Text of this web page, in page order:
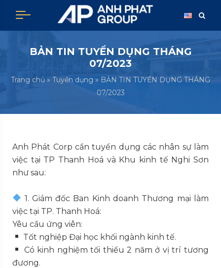
content
BẢN TIN TUYỂN DỤNG THÁNG
07/2023
Trang chủ » Tuyển dụng » BẢN TIN TUYỂN DỤNG THÁNG
07/2023
Anh Phát Corp cần tuyển dụng các nhân sự làm
việc tại TP Thanh Hoá và Khu kinh tế Nghi Sơn
như sau:
1. Giám đốc Ban Kinh doanh Thương mại làm
việc tại TP. Thanh Hoá:
Yêu cầu ứng viên:
Tốt nghiệp Đại học khối ngành kinh tế.
Có kinh nghiệm tối thiểu 2 năm ở vị trí tương
đương.